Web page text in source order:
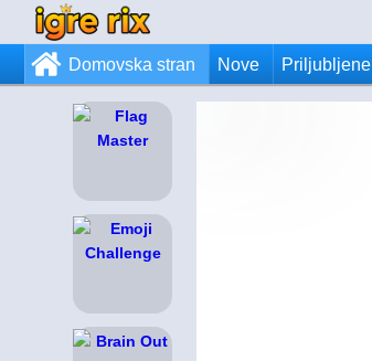
Domovska stran Nove Priljubljene